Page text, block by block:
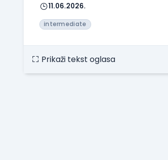
11.06.2026.
intermediate
Prikaži tekst oglasa